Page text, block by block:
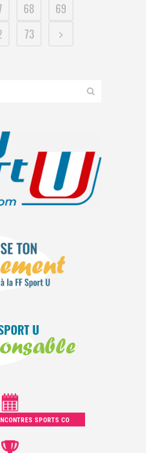
68
69
73
SPORTS CO